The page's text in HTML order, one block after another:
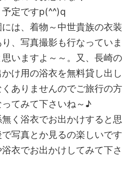
定ですp(^^)q
は、着物～中世貴族の衣装
、写真撮影も行なっていま
いますよ～～。又、長崎の
け用の浴衣を無料貸し出し
ありませんのでご旅行の方
てみて下さいね～♪
く浴衣でお出かけすると思
写真とか見るの楽しいです
衣でお出かけしてみて下さ